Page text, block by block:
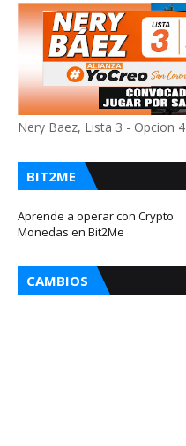
Nery Baez, Lista 3 - Opcion 4
BIT2ME
Aprende a operar con Crypto
Monedas en Bit2Me
CAMBIOS